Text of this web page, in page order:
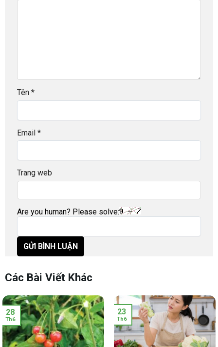
Tên *
Email *
Trang web
Are you human? Please solve:
Các Bài Viết Khác
28
Th6
23
Th6